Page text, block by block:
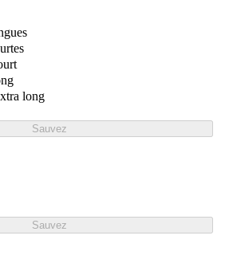
long
Sauvez
Sauvez